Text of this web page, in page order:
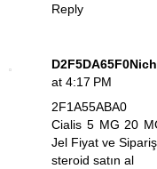
Reply
at 4:17 PM
2F1A55ABA0
Cialis 5 MG 20
Jel Fiyat ve
steroid satın al